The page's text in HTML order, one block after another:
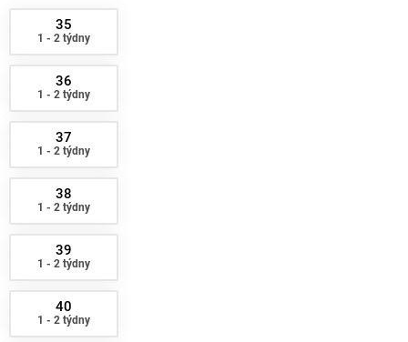
35
1 - 2 týdny
36
1 - 2 týdny
37
1 - 2 týdny
38
1 - 2 týdny
39
1 - 2 týdny
40
1 - 2 týdny